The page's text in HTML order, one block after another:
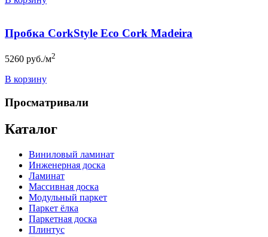
Пробка CorkStyle Eco Cork Madeira
5260 руб./м2
В корзину
Просматривали
Каталог
Виниловый ламинат
Инженерная доска
Ламинат
Массивная доска
Модульный паркет
Паркет ёлка
Паркетная доска
Плинтус